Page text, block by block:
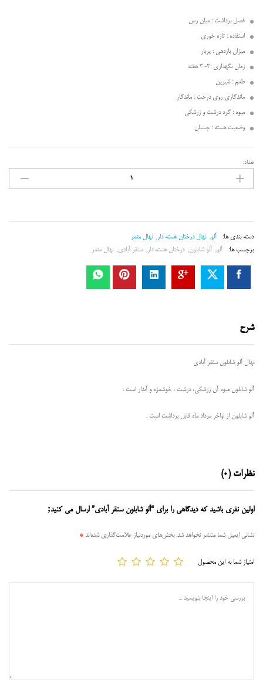
فصل برداشت : میان رس
استفاده : تازه خوری
میزان باردهی : پربار
زمان نگهداری :2-3 هفته
طعم : شیرین
ماندگاری روی درخت : ماندگار
میوه : گرد درشت و زرشکی
وضعیت هسته : چسبان
آلو
شابلون
سنقر
تعداد:
دسته بندی ها: آلو, نهال درختان هسته دار, نهال مثمر
برچسب ها:
آلو, آلو شابلون, درختان هسته دار, سنقر آبادی, نهال مثمر
شرح
نهال آلو شابلون سنقر آبادی
آلو شابلون میوه آن زرشکی، درشت ، خوشمزه و آبدار است .
آلو شابلون از اواخر مرداد ماه قابل برداشت است .
نظرات (0)
اولین نفری باشید که دیدگاهی را برای “آلو شابلون سنقر آبادی” ارسال می کنید;
نشانی ایمیل شما منتشر نخواهد شد. بخش‌های موردنیاز علامت‌گذاری شده‌اند *
امتیاز شما به این محصول